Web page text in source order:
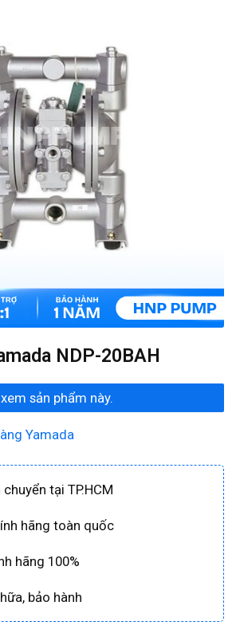
NDP-20BAH
sản phẩm này.
Yamada
tại TP.HCM
hãng toàn quốc
hãng 100%
bảo hành